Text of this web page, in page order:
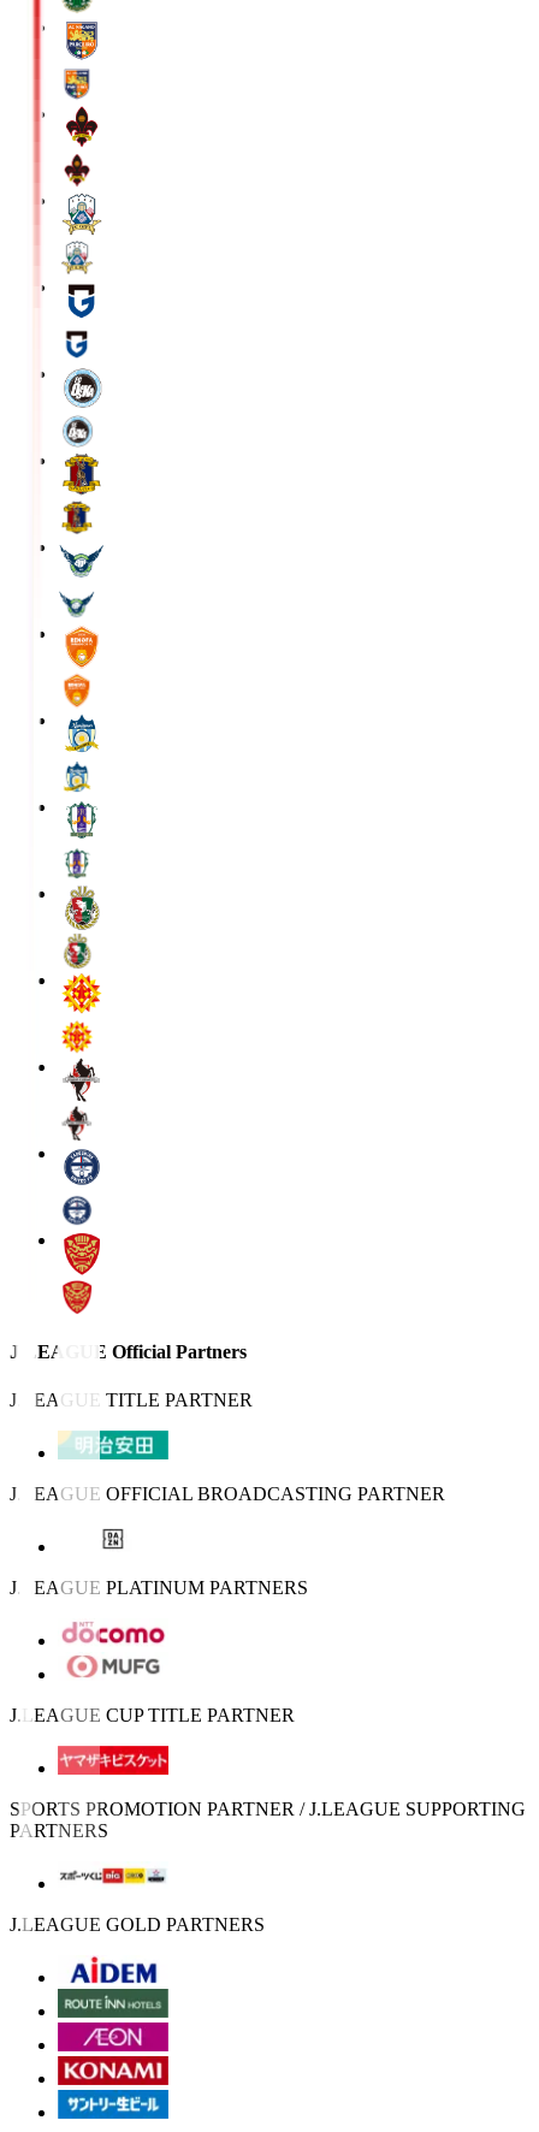
J.LEAGUE Official Partners
J.LEAGUE TITLE PARTNER
J.LEAGUE OFFICIAL BROADCASTING PARTNER
J.LEAGUE PLATINUM PARTNERS
J.LEAGUE CUP TITLE PARTNER
SPORTS PROMOTION PARTNER / J.LEAGUE SUPPORTING
PARTNERS
J.LEAGUE GOLD PARTNERS